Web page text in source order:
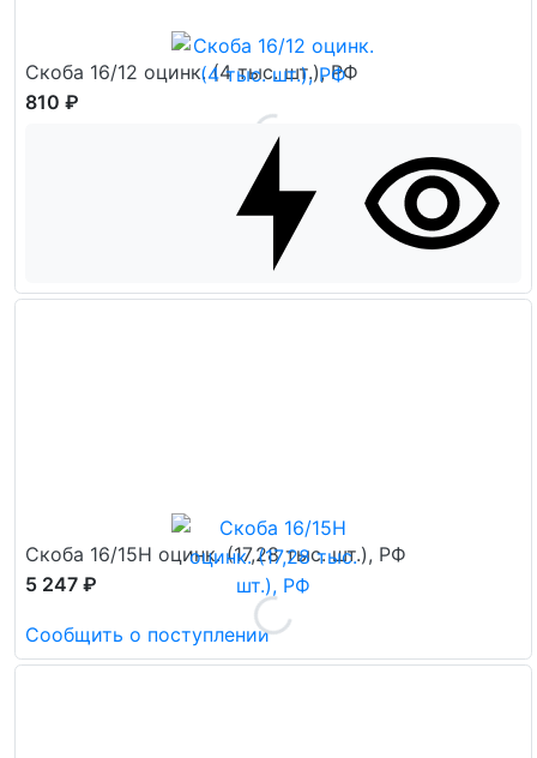
Скоба 16/12 оцинк. (4 тыс. шт.), РФ
810 ₽
Скоба 16/15Н оцинк. (17,28 тыс. шт.), РФ
5 247 ₽
Сообщить о поступлении